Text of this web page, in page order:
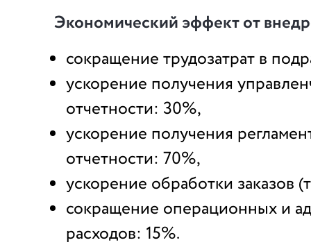
Экономический эффект от
сокращение трудозатрат в
ускорение получения
отчетности: 30%,
ускорение получения
отчетности: 70%,
ускорение обработки заказов
сокращение операционных и
расходов: 15%.